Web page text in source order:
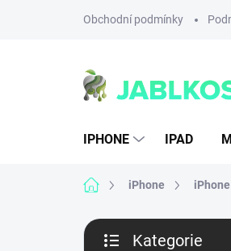
Obchodní podmínky
IPHONE IPAD
Domů iPhone
P
Kategorie